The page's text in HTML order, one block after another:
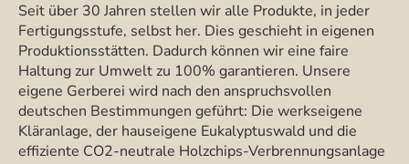
Seit über 30 Jahren stellen wir alle Produkte, in jeder
Fertigungsstufe, selbst her. Dies geschieht in eigenen
Produktionsstätten. Dadurch können wir eine faire
Haltung zur Umwelt zu 100% garantieren. Unsere
eigene Gerberei wird nach den anspruchsvollen
deutschen Bestimmungen geführt: Die werkseigene
Kläranlage, der hauseigene Eukalyptuswald und die
effiziente CO2-neutrale Holzchips-Verbrennungsanlage